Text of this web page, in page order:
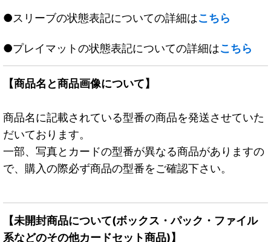
●スリーブの状態表記についての詳細はこちら
●プレイマットの状態表記についての詳細はこちら
【商品名と商品画像について】
商品名に記載されている型番の商品を発送させていた
だいております。
一部、写真とカードの型番が異なる商品がありますの
で、購入の際必ず商品の型番をご確認下さい。
【未開封商品について(ボックス・パック・ファイル
系などのその他カードセット商品)】